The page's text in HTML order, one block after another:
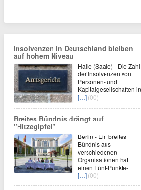
Insolvenzen in Deutschland bleiben
auf hohem Niveau
Halle (Saale) - Die Zahl
der Insolvenzen von
Personen- und
Kapitalgesellschaften in
[…] (00)
Breites Bündnis drängt auf
"Hitzegipfel"
Berlin - Ein breites
Bündnis aus
verschiedenen
Organisationen hat
einen Fünf-Punkte-
[…] (00)